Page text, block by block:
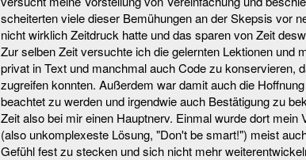
scheiterten viele dieser Bemühungen an der Skepsis vor
nicht wirklich Zeitdruck hatte und das sparen von Zeit
Zur selben Zeit versuchte ich die gelernten Lektionen und
privat in Text und manchmal auch Code zu konservieren,
zugreifen konnten. Außerdem war damit auch die
beachtet zu werden und irgendwie auch Bestätigung zu
Zeit also bei mir einen Hauptnerv. Einmal wurde dort
(also unkomplexeste Lösung, "Don't be smart!") meist
Gefühl fest zu stecken und sich nicht mehr